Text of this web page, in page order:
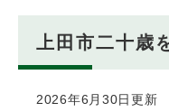
上田市二十歳
2026年6月30日更新